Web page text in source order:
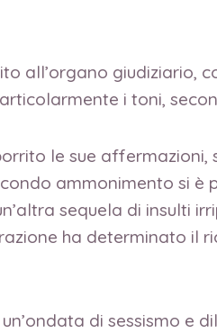
all’organo giudiziario,
i toni,
le sue affermazioni,
ammonimento si è
sequela di insulti
ha determinato il
di sessismo e